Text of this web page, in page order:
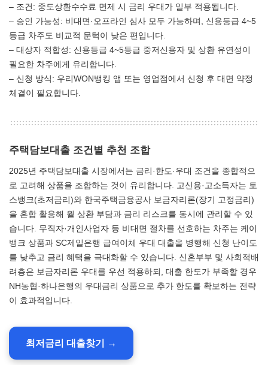
– 조건: 중도상환수수료 면제 시 금리 우대가 일부 적용됩니다.
– 승인 가능성: 비대면·오프라인 심사 모두 가능하며, 신용등급 4~5
등급 차주도 비교적 문턱이 낮은 편입니다.
– 대상자 적합성: 신용등급 4~5등급 중저신용자 및 상환 유연성이
필요한 차주에게 유리합니다.
– 신청 방식: 우리WON뱅킹 앱 또는 영업점에서 신청 후 대면 약정
체결이 필요합니다.
주택담보대출 조건별 추천 조합
2025년 주택담보대출 시장에서는 금리·한도·우대 조건을 종합적으
로 고려해 상품을 조합하는 것이 유리합니다. 고신용·고소득자는 토
스뱅크(초저금리)와 한국주택금융공사 보금자리론(장기 고정금리)
을 혼합 활용해 월 상환 부담과 금리 리스크를 동시에 관리할 수 있
습니다. 무직자·개인사업자 등 비대면 절차를 선호하는 차주는 케이
뱅크 상품과 SC제일은행 급여이체 우대 대출을 병행해 신청 난이도
를 낮추고 금리 혜택을 극대화할 수 있습니다. 신혼부부 및 사회적배
려층은 보금자리론 우대를 우선 적용하되, 대출 한도가 부족할 경우
NH농협·하나은행의 우대금리 상품으로 추가 한도를 확보하는 전략
이 효과적입니다.
최저금리 대출찾기 →